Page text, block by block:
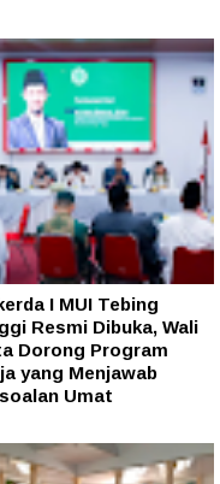
I MUI Tebing
Resmi Dibuka, Wali
Dorong Program
yang Menjawab
Umat